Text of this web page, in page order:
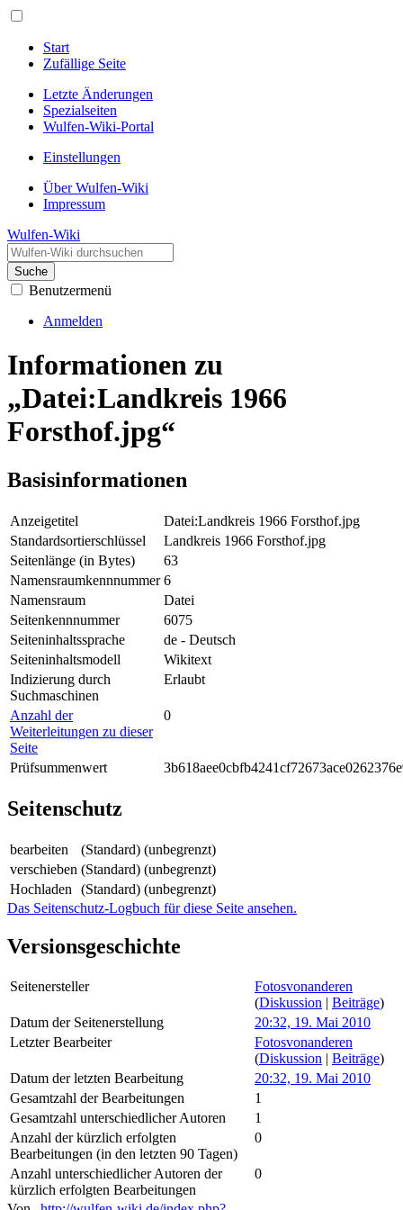
Start
Zufällige Seite
Letzte Änderungen
Spezialseiten
Wulfen-Wiki-Portal
Einstellungen
Über Wulfen-Wiki
Impressum
Wulfen-Wiki
Suche
Benutzermenü
Anmelden
Informationen zu
„Datei:Landkreis 1966
Forsthof.jpg“
Basisinformationen
Anzeigetitel
Datei:Landkreis 1966 Forsthof.jpg
Standardsortierschlüssel
Landkreis 1966 Forsthof.jpg
Seitenlänge (in Bytes)
63
Namensraumkennnummer 6
Namensraum
Datei
Seitenkennnummer
6075
Seiteninhaltssprache
de - Deutsch
Seiteninhaltsmodell
Wikitext
Indizierung durch
Suchmaschinen
Erlaubt
Anzahl der
Weiterleitungen zu dieser
Seite
0
Prüfsummenwert
Seitenschutz
bearbeiten
(Standard) (unbegrenzt)
verschieben (Standard) (unbegrenzt)
Hochladen
(Standard) (unbegrenzt)
Das Seitenschutz-Logbuch für diese Seite ansehen.
Versionsgeschichte
Seitenersteller
Fotosvonanderen
(Diskussion | Beiträge)
Datum der Seitenerstellung
20:32, 19. Mai 2010
Letzter Bearbeiter
Fotosvonanderen
(Diskussion | Beiträge)
Datum der letzten Bearbeitung
20:32, 19. Mai 2010
Gesamtzahl der Bearbeitungen
1
Gesamtzahl unterschiedlicher Autoren
1
Anzahl der kürzlich erfolgten
Bearbeitungen (in den letzten 90 Tagen)
0
Anzahl unterschiedlicher Autoren der
kürzlich erfolgten Bearbeitungen
0